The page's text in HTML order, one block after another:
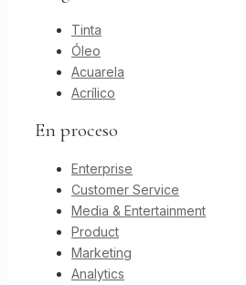
Tinta
Óleo
Acuarela
Acrílico
En proceso
Enterprise
Customer Service
Media & Entertainment
Product
Marketing
Analytics